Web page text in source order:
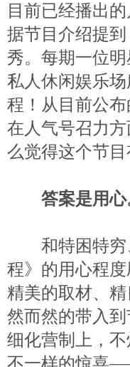
目前已经播出
据节目介绍提
秀。每期一位
私人休闲娱乐
程！从目前公
在人气号召力
么觉得这个节
答案是用心
和特困特穷
程》的用心程
精美的取材、
然而然的带入
细化营制上，